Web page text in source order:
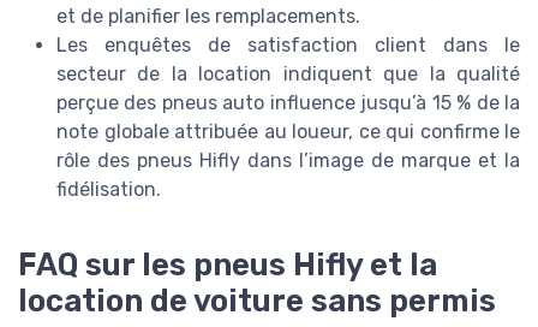
et de planifier les remplacements.
Les enquêtes de satisfaction client dans le
secteur de la location indiquent que la qualité
perçue des pneus auto influence jusqu’à 15 % de la
note globale attribuée au loueur, ce qui confirme le
rôle des pneus Hifly dans l’image de marque et la
fidélisation.
FAQ sur les pneus Hifly et la
location de voiture sans permis